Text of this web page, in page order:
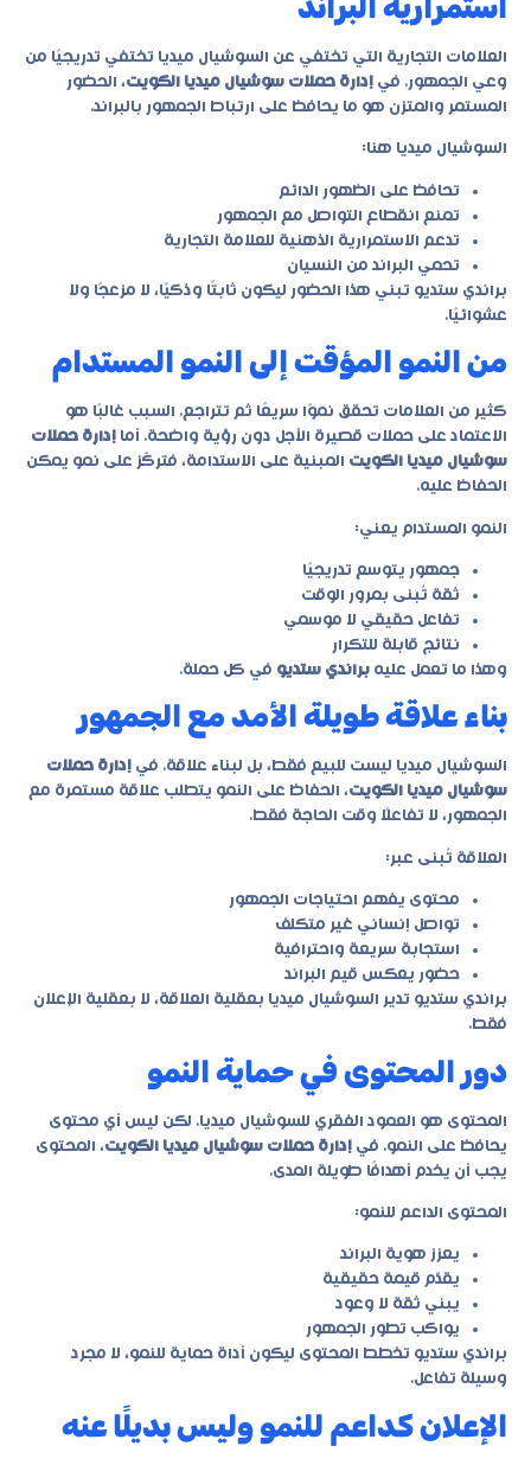
استمرارية البراند
العلامات التجارية التي تختفي عن السوشيال ميديا تختفي تدريجيًا من
وعي الجمهور. في إدارة حملات سوشيال ميديا الكويت، الحضور
المستمر والمتزن هو ما يحافظ على ارتباط الجمهور بالبراند.
السوشيال ميديا هنا:
تحافظ على الظهور الدائم
تمنع انقطاع التواصل مع الجمهور
تدعم الاستمرارية الذهنية للعلامة التجارية
تحمي البراند من النسيان
براندي ستديو تبني هذا الحضور ليكون ثابتًا وذكيًا، لا مزعجًا ولا
عشوائيًا.
من النمو المؤقت إلى النمو المستدام
كثير من العلامات تحقق نموًا سريعًا ثم تتراجع. السبب غالبًا هو
الاعتماد على حملات قصيرة الأجل دون رؤية واضحة. أما إدارة حملات
سوشيال ميديا الكويت المبنية على الاستدامة، فتركّز على نمو يمكن
الحفاظ عليه.
النمو المستدام يعني:
جمهور يتوسع تدريجيًا
ثقة تُبنى بمرور الوقت
تفاعل حقيقي لا موسمي
نتائج قابلة للتكرار
وهذا ما تعمل عليه براندي ستديو في كل حملة.
بناء علاقة طويلة الأمد مع الجمهور
السوشيال ميديا ليست للبيع فقط، بل لبناء علاقة. في إدارة حملات
سوشيال ميديا الكويت، الحفاظ على النمو يتطلب علاقة مستمرة مع
الجمهور، لا تفاعلًا وقت الحاجة فقط.
العلاقة تُبنى عبر:
محتوى يفهم احتياجات الجمهور
تواصل إنساني غير متكلف
استجابة سريعة واحترافية
حضور يعكس قيم البراند
براندي ستديو تدير السوشيال ميديا بعقلية العلاقة، لا بعقلية الإعلان
فقط.
دور المحتوى في حماية النمو
المحتوى هو العمود الفقري للسوشيال ميديا. لكن ليس أي محتوى
يحافظ على النمو. في إدارة حملات سوشيال ميديا الكويت، المحتوى
يجب أن يخدم أهدافًا طويلة المدى.
المحتوى الداعم للنمو:
يعزز هوية البراند
يقدّم قيمة حقيقية
يبني ثقة لا وعود
يواكب تطور الجمهور
براندي ستديو تخطط المحتوى ليكون أداة حماية للنمو، لا مجرد
وسيلة تفاعل.
الإعلان كداعم للنمو وليس بديلًا عنه